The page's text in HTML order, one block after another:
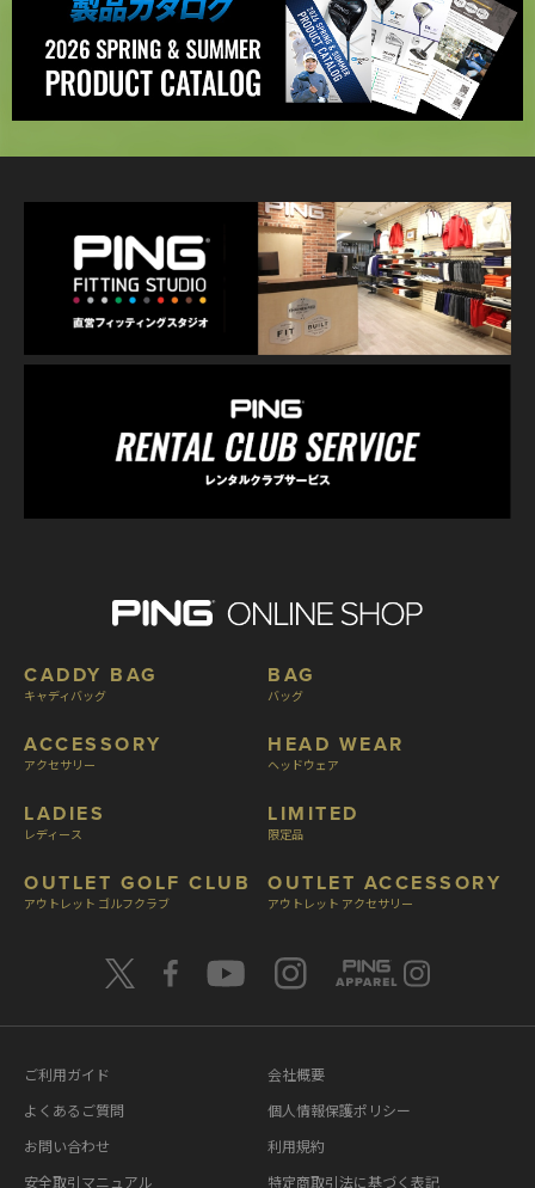
CADDY BAG
キャディバッグ
ACCESSORY
アクセサリー
LADIES
レディース
OUTLET GOLF CLUB
アウトレット ゴルフクラブ
BAG
バッグ
HEAD WEAR
ヘッドウェア
LIMITED
限定品
OUTLET ACCESSORY
アウトレット アクセサリー
ご利用ガイド
よくあるご質問
お問い合わせ
安全取引マニュアル
会社概要
個人情報保護ポリシー
利用規約
特定商取引法に基づく表記